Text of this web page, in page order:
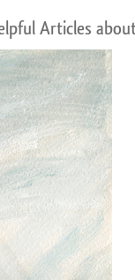
Articles